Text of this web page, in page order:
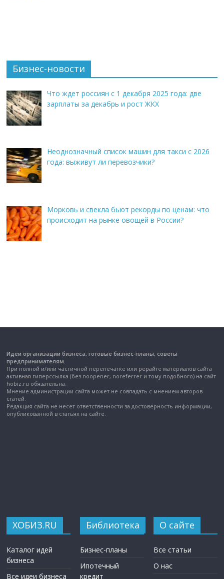
Бизнес-новости
Что ждет россиян с 1 декабря 2025 года: две
зарплаты за декабрь и рост ЖКХ
Неоднозначный список машин для такси с 2026
года: выживут ли перевозчики?
Морковь и свекла бьют рекорды по ценам: что
происходит на рынке овощей в России?
Идеи организации бизнеса, готовые бизнес-планы, советы
предпринимателям.
При полной и/или частичной перепечатке или рерайте материалов сайта
активная гиперссылка (без noopener, noreferrer и тому подобного) на сайт
hobiz.ru обязательна.
Мнение администрации сайта может не совпадать с мнением авторов
статей.
Редакция сайта не несет ответственности за достоверность информации,
опубликованной в статьях на сайте.
ХОБИЗ.RU
Каталог идей
бизнеса
Все идеи бизнеса
Библиотека
Бизнес-планы
Ипотечный
кредит
О сайте
Все статьи
О нас